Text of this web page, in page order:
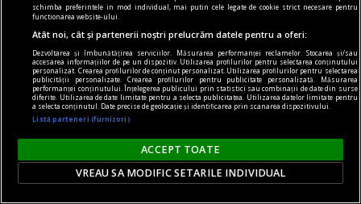
Cînd economia de piață s-a pierdut printre
proteste
schimba preferintele in mod individual, mai putin cele legate de cookie strict necesare pentru
functionarea website-ului.
Atât noi, cât și partenerii noștri prelucrăm datele pentru a oferi:
Dezvoltarea și îmbunătățirea serviciilor. Măsurarea performanței reclamelor. Stocarea și/sau
accesarea informațiilor de pe un dispozitiv. Utilizarea profilurilor pentru selectarea conținutului
personalizat. Crearea profilurilor de conținut personalizat. Utilizarea profilurilor pentru selectarea
publicității personalizate. Crearea profilurilor pentru publicitate personalizată. Măsurarea
performanței conținutului. Înțelegerea publicului prin statistici sau combinații de date din surse
diferite. Utilizarea de date limitate pentru a selecta publicitatea. Utilizarea datelor limitate pentru
a selecta conținutul. Date precise de geolocație și identificarea prin scanarea dispozitivului.
Listă parteneri (furnizori)
ACCEPT TOATE
VREAU SA MODIFIC SETARILE INDIVIDUAL